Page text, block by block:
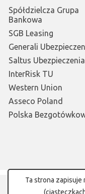
Spółdzielcza Grupa
Bankowa
SGB Leasing
Generali
Saltus Ubezpieczenia
InterRisk TU
Western Union
Asseco Poland
Polska
Bank Spółdzielczy w
Ta strona